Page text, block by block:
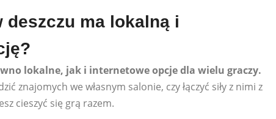
ma lokalną i
lokalne, jak i internetowe opcje dla wielu graczy.
znajomych we własnym salonie, czy łączyć siły z nimi z
cieszyć się grą razem.